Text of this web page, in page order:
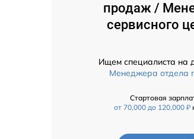
продаж /
сервисного
Ищем специалиста на
Менеджера отдела
Стартовая
от 70,000 до 120,000 ₽